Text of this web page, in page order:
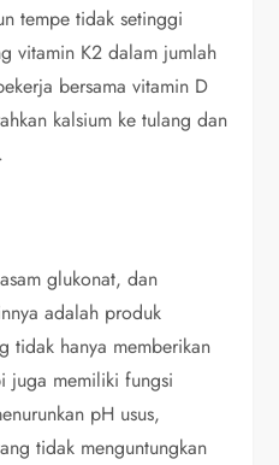
tempe tidak setinggi
vitamin K2 dalam jumlah
bersama vitamin D
kalsium ke tulang dan
glukonat, dan
adalah produk
tidak hanya memberikan
juga memiliki fungsi
pH usus,
tidak menguntungkan